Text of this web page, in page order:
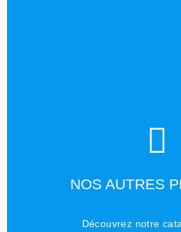
NOS AUTRES
Découvrez notre